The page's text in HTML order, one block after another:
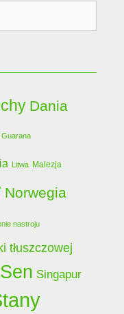
Dania
Guarana
Litwa Malezja
Norwegia
nastroju
tłuszczowej
Sen Singapur